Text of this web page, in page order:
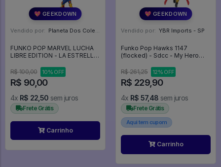
💖 GEEKDOWN
Vendido por: Planeta Dos Colecionaveis - SP
FUNKO POP MARVEL LUCHA
LIBRE EDITION - LA ESTRELLA
DESBOTADA* - FUNKO POP
#710
R$ 100,00 10% OFF
R$ 90,00
4x R$ 22,50 sem juros
Frete Grátis
Carrinho
💖 GEEKDOWN
Vendido por: YBR Imports - SP
Funko Pop Hawks 1147
(flocked) - Sdcc - My Hero
R$ 261,25
12% OFF
R$ 229,90
4x R$ 57,48 sem juros
Frete Grátis
Aqui tem cupom
Carrinho